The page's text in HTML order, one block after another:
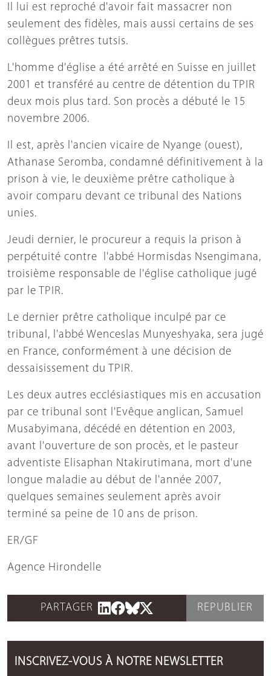
Il lui est reproché d'avoir fait massacrer non
seulement des fidèles, mais aussi certains de ses
collègues prêtres tutsis.
L'homme d'église a été arrêté en Suisse en juillet
2001 et transféré au centre de détention du TPIR
deux mois plus tard. Son procès a débuté le 15
novembre 2006.
Il est, après l'ancien vicaire de Nyange (ouest),
Athanase Seromba, condamné définitivement à la
prison à vie, le deuxième prêtre catholique à
avoir comparu devant ce tribunal des Nations
unies.
Jeudi dernier, le procureur a requis la prison à
perpétuité contre l'abbé Hormisdas Nsengimana,
troisième responsable de l'église catholique jugé
par le TPIR.
Le dernier prêtre catholique inculpé par ce
tribunal, l'abbé Wenceslas Munyeshyaka, sera jugé
en France, conformément à une décision de
dessaisissement du TPIR.
Les deux autres ecclésiastiques mis en accusation
par ce tribunal sont l'Evêque anglican, Samuel
Musabyimana, décédé en détention en 2003,
avant l'ouverture de son procès, et le pasteur
adventiste Elisaphan Ntakirutimana, mort d'une
longue maladie au début de l'année 2007,
quelques semaines seulement après avoir
terminé sa peine de 10 ans de prison.
ER/GF
Agence Hirondelle
PARTAGER REPUBLIER
INSCRIVEZ-VOUS À NOTRE NEWSLETTER